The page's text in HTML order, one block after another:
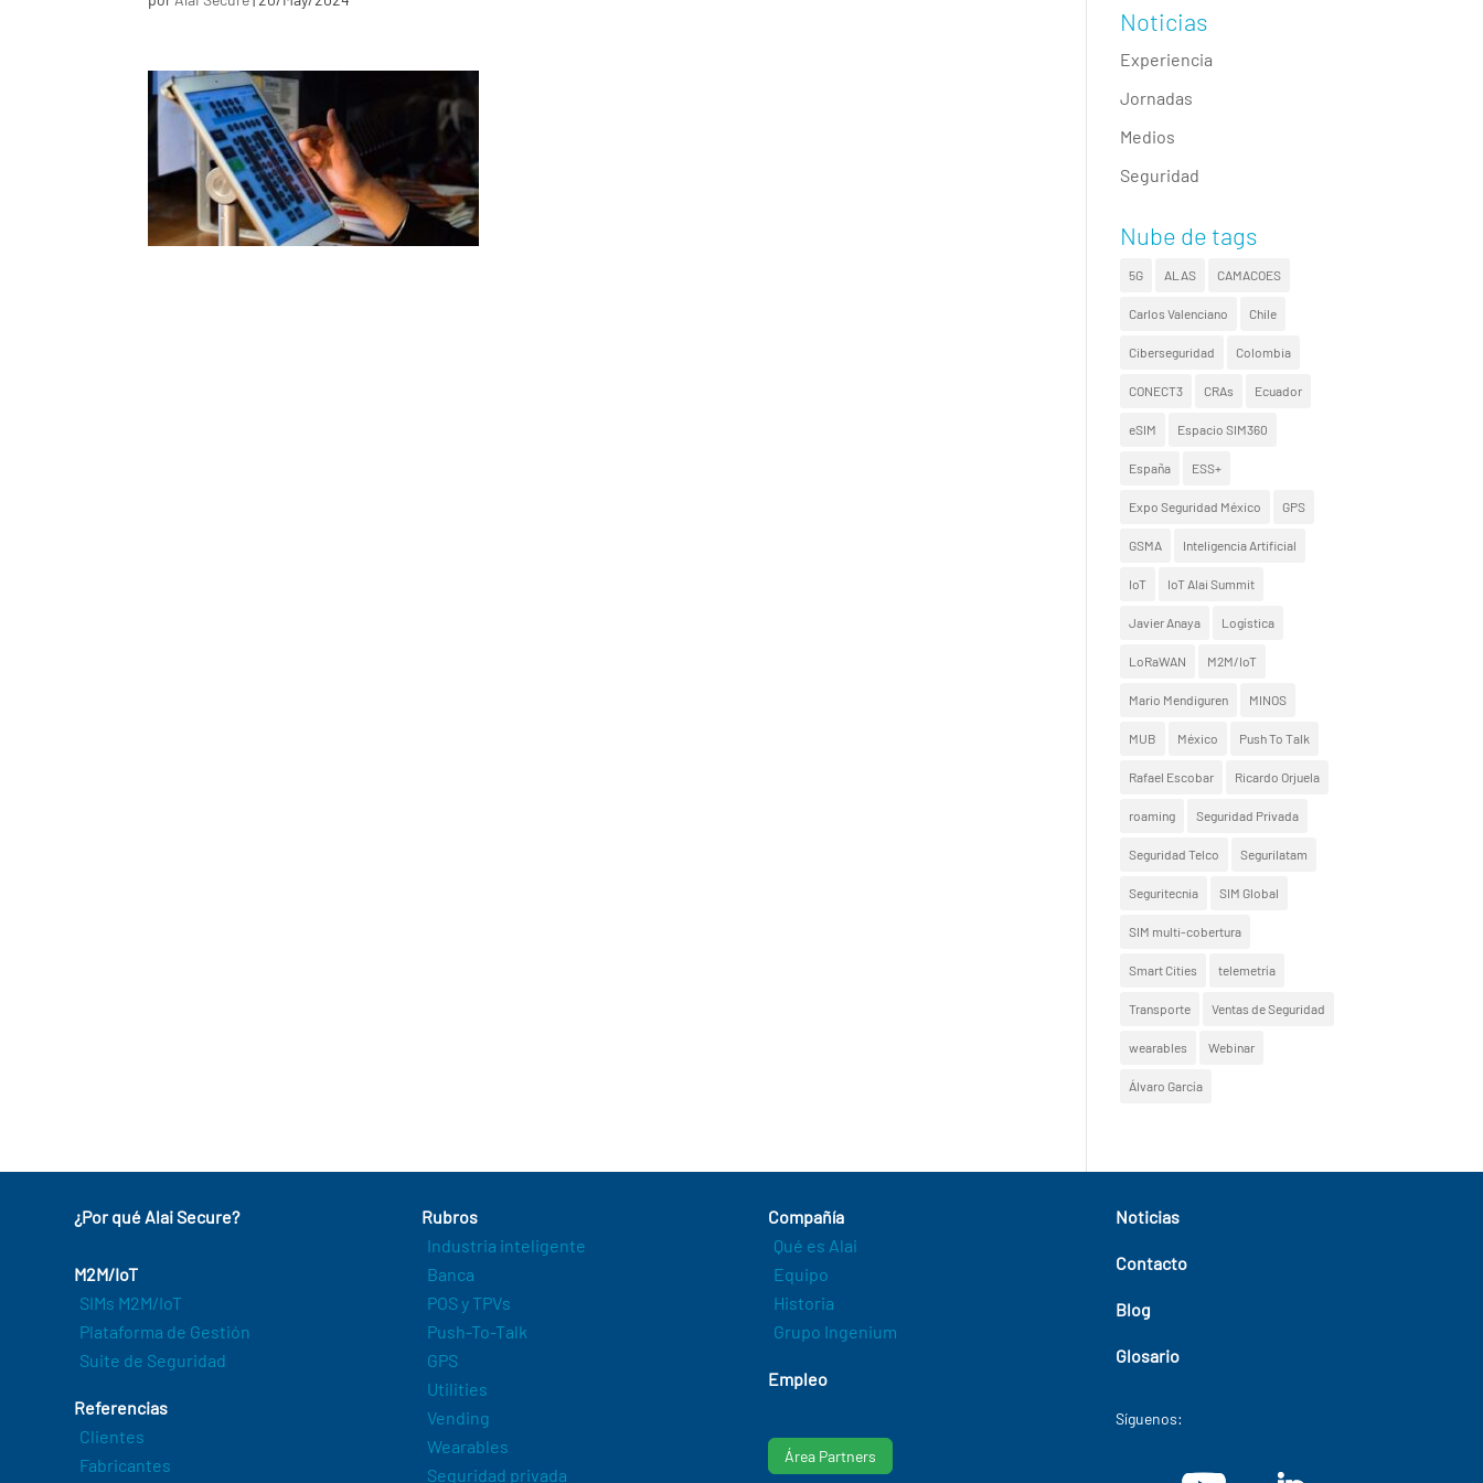
Noticias
Experiencia
Jornadas
Medios
Seguridad
Nube de tags
5G ALAS CAMACOES
Carlos Valenciano Chile
Ciberseguridad Colombia
CONECT3 CRAs Ecuador
eSIM Espacio SIM360
España ESS+
Expo Seguridad México GPS
GSMA Inteligencia Artificial
IoT IoT Alai Summit
Javier Anaya Logística
LoRaWAN M2M/IoT
Mario Mendiguren MINOS
MUB México Push To Talk
Rafael Escobar Ricardo Orjuela
roaming Seguridad Privada
Seguridad Telco Segurilatam
Seguritecnia SIM Global
SIM multi-cobertura
Smart Cities telemetría
Transporte Ventas de Seguridad
wearables Webinar
Álvaro García
¿Por qué Alai Secure?
M2M/IoT
SIMs M2M/IoT
Plataforma de Gestión
Suite de Seguridad
Referencias
Clientes
Fabricantes
Rubros
Industria inteligente
Banca
POS y TPVs
Push-To-Talk
GPS
Utilities
Vending
Wearables
Seguridad privada
Compañía
Qué es Alai
Equipo
Historia
Grupo Ingenium
Empleo
Área Partners
Noticias
Contacto
Blog
Glosario
Síguenos: